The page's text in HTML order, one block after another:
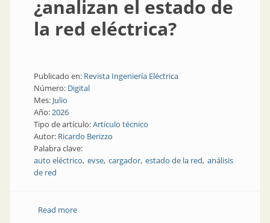
¿analizan el estado de
la red eléctrica?
Publicado en: Revista Ingeniería Eléctrica
Número: Digital
Mes: Julio
Año:2026
Tipo de artículo:Artículo técnico
Autor: Ricardo Berizzo
Palabra clave:
auto eléctrico evse cargador estado de la red análisis
de red
Read moreabout Los cargadores que vienen con el auto,